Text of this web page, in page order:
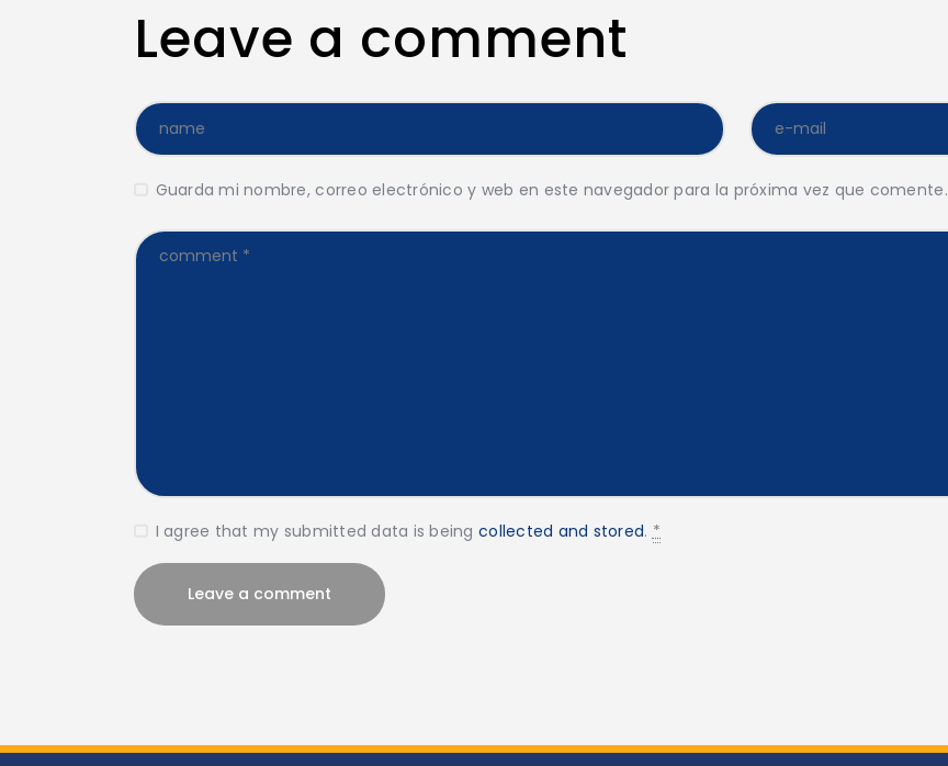
Leave a comment
Guarda mi nombre, correo electrónico y web en este navegador para la próxima vez que comente.
I agree that my submitted data is being collected and stored. *